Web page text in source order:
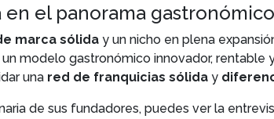
el panorama
marca sólida y un nicho en plena
modelo gastronómico innovador, rentable
una red de franquicias sólida y
de sus fundadores, puedes ver la